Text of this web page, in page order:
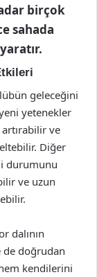
birçok
sahada
geleceğini
yetenekler
artırabilir ve
Diğer
durumunu
ve uzun
dalının
doğrudan
kendilerini